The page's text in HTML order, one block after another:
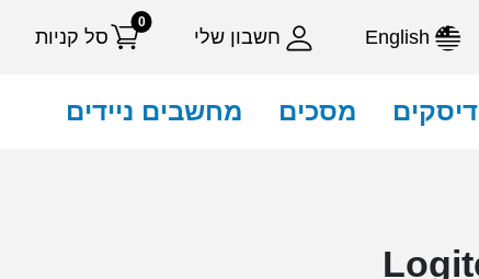
חשבון שלי סל קניות
0
דיסקים מסכים מחשבים ניידים